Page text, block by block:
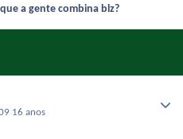
a gente combina blz?
16 anos